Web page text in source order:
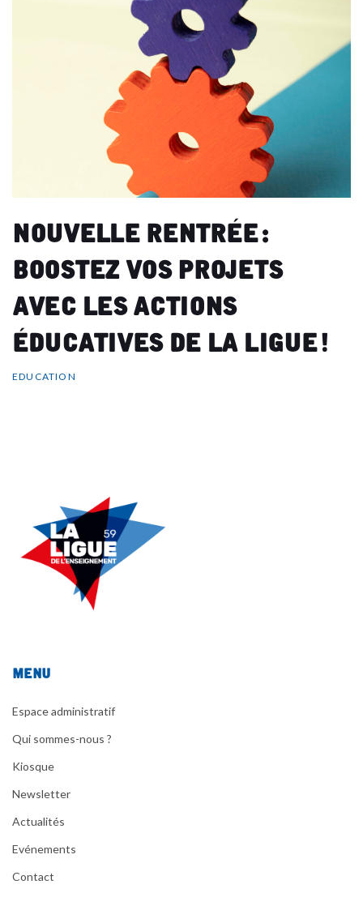
Nouvelle rentrée :
Boostez vos projets
avec les actions
éducatives de la Ligue !
EDUCATION
Menu
Espace administratif
Qui sommes-nous ?
Kiosque
Newsletter
Actualités
Evénements
Contact